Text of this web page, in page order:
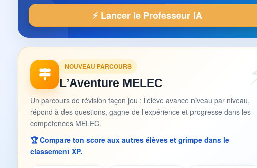
⚡ Lancer le Professeur IA
NOUVEAU PARCOURS
L’Aventure MELEC
Un parcours de révision façon jeu : l’élève avance niveau par niveau,
répond à des questions, gagne de l’expérience et progresse dans les
compétences MELEC.
🏆 Compare ton score aux autres élèves et grimpe dans le
classement XP.